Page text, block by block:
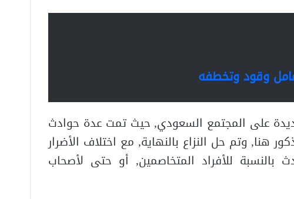
وقود وتخطفه
على المجتمع السعودي, حيث تمت عدة حوادث
هنا, وتم حل النزاع بالنهاية, مع اختلاف الأضرار
بالنسبة للأفراد المتخاصمين, أو حتى لأصحاب